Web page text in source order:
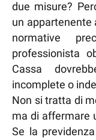
due misure?
un appartenente
normative
professionista
Cassa
incomplete o
Non si tratta di
ma di affermare
Se la